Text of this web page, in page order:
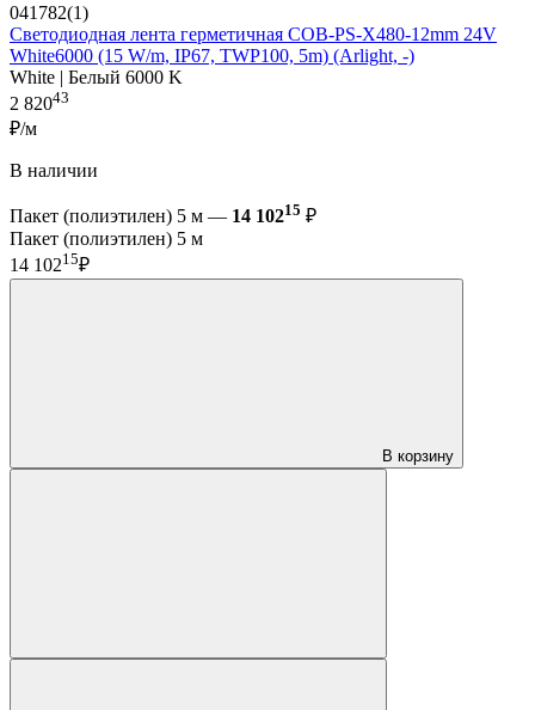
041782(1)
Светодиодная лента герметичная COB-PS-X480-12mm 24V
White6000 (15 W/m, IP67, TWP100, 5m) (Arlight, -)
White | Белый 6000 K
2 82043
₽/м
В наличии
Пакет (полиэтилен) 5 м — 14 10215 ₽
Пакет (полиэтилен) 5 м
14 10215₽
В корзину